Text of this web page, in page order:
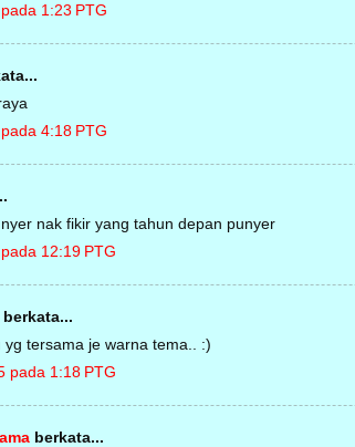
1:23 PTG
4:18 PTG
nak fikir yang tahun depan punyer
12:19 PTG
berkata...
yg tersama je warna tema.. :)
pada 1:18 PTG
berkata...